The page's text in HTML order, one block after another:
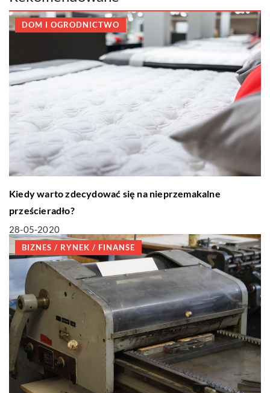
DOM I OGRODNICTWO
Kiedy warto zdecydować się na nieprzemakalne
prześcieradło?
28-05-2020
BIZNES / RYNEK / FINANSE